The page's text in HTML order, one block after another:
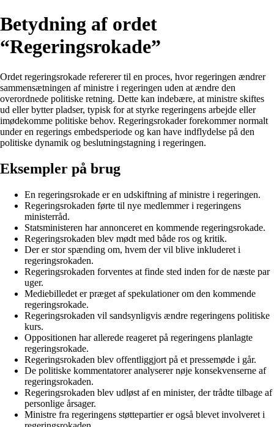
Betydning af ordet
“Regeringsrokade”
Ordet regeringsrokade refererer til en proces, hvor regeringen ændrer
sammensætningen af ministre i regeringen uden at ændre den
overordnede politiske retning. Dette kan indebære, at ministre skiftes
ud eller bytter pladser, typisk for at styrke regeringens arbejde eller
imødekomme politiske behov. Regeringsrokader forekommer normalt
under en regerings embedsperiode og kan have indflydelse på den
politiske dynamik og beslutningstagning i regeringen.
Eksempler på brug
En regeringsrokade er en udskiftning af ministre i regeringen.
Regeringsrokaden førte til nye medlemmer i regeringens
ministerråd.
Statsministeren har annonceret en kommende regeringsrokade.
Regeringsrokaden blev mødt med både ros og kritik.
Der er stor spænding om, hvem der vil blive inkluderet i
regeringsrokaden.
Regeringsrokaden forventes at finde sted inden for de næste par
uger.
Mediebilledet er præget af spekulationer om den kommende
regeringsrokade.
Regeringsrokaden vil sandsynligvis ændre regeringens politiske
kurs.
Oppositionen har allerede reageret på regeringens planlagte
regeringsrokade.
Regeringsrokaden blev offentliggjort på et pressemøde i går.
De politiske kommentatorer analyserer nøje konsekvenserne af
regeringsrokaden.
Regeringsrokaden blev udløst af en minister, der trådte tilbage af
personlige årsager.
Ministre fra regeringens støttepartier er også blevet involveret i